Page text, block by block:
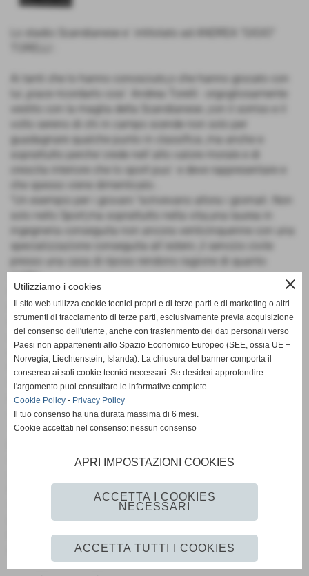
vestito con la maglia della Scandianese ,con il sorriso e il
guadagnare qualche punto in classifica ,ma anche e
crescita interiore che lo sport puo´ e deve rappresentare e
ingegneria conseguita non ancora venticinquenne con una
specializzazione conseguita all´estero ,il servizio civile
presso una casa di riposo rendono ragione di quanto
scritto .
Poi i tanti amici che ancora oggi lo ricordano con tante
manifestazioni sportive in suo onore a carattere benefico .
La maglia Rossoblu gli e´ rimasta cucita addosso per oltre
quindici anni ,passando per tutte le categorie ,dalla scuola
calcio alla prima squadra .
Nel 1994 la Polisportiva ,in occasione della Festa dello
Sport ,lo premio´ per aver contribuito ad elevare lo Sport del
nostro comune .
A pochi mesi dalla sua tragica scomparsa ,il 28 Ottobre del
1996,il consiglio comunale di Scandiano, su di una
all´unanimità che il nuovo Stadio sarebbe stato intitolato
Probabilmente chi l´ha conosciuto e ogni domenica entra
in quello Stadio per disputare una partita ,vedendo quella
piccola targa che porta il suo nome trova una ulteriore
briciola di forza in piu´ per indossare con onore la propria
close
Utilizziamo i cookies
Il sito web utilizza cookie tecnici propri e di terze parti e di marketing o altri
strumenti di tracciamento di terze parti, esclusivamente previa acquisizione
del consenso dell'utente, anche con trasferimento dei dati personali verso
Paesi non appartenenti allo Spazio Economico Europeo (SEE, ossia UE +
Norvegia, Liechtenstein, Islanda). La chiusura del banner comporta il
consenso ai soli cookie tecnici necessari. Se desideri approfondire
l'argomento puoi consultare le informative complete.
Cookie Policy - Privacy Policy
Il tuo consenso ha una durata massima di 6 mesi.
Cookie accettati nel consenso: nessun consenso
APRI IMPOSTAZIONI COOKIES
ACCETTA I COOKIES
NECESSARI
ACCETTA TUTTI I COOKIES